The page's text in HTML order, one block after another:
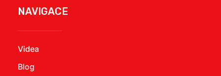
NAVIGACE
Videa
Blog